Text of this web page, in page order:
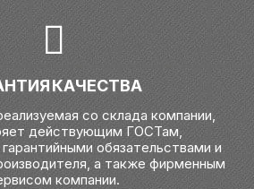
КАЧЕСТВА
со склада компании,
действующим ГОСТам,
обязательствами и
а также фирменным
компании.